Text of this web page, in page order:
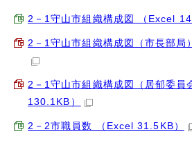
2－1守山市組織構成図 （Excel
2－1守山市組織構成図（市長部局
2－1守山市組織構成図（居郁委員
130.1KB）
2－2市職員数 （Excel 31.5KB）